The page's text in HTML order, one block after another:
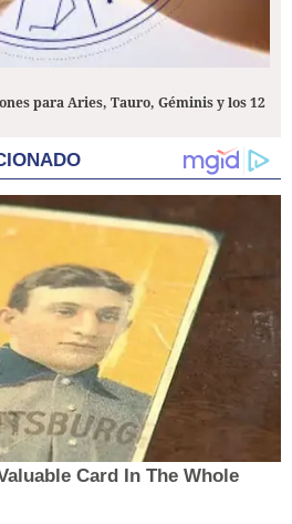
para Aries, Tauro, Géminis y los 12
Card In The Whole